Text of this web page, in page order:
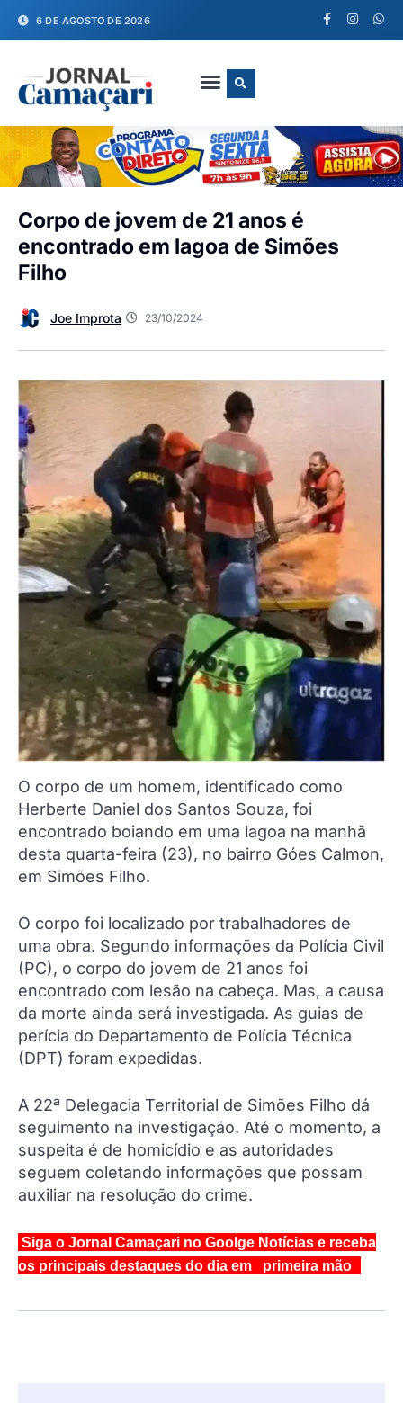
6 DE AGOSTO DE 2026
Corpo de jovem de 21 anos é
encontrado em lagoa de Simões
Filho
Joe Improta 23/10/2024
O corpo de um homem, identificado como
Herberte Daniel dos Santos Souza, foi
encontrado boiando em uma lagoa na manhã
desta quarta-feira (23), no bairro Góes Calmon,
em Simões Filho.
O corpo foi localizado por trabalhadores de
uma obra. Segundo informações da Polícia Civil
(PC), o corpo do jovem de 21 anos foi
encontrado com lesão na cabeça. Mas, a causa
da morte ainda será investigada. As guias de
perícia do Departamento de Polícia Técnica
(DPT) foram expedidas.
A 22ª Delegacia Territorial de Simões Filho dá
seguimento na investigação. Até o momento, a
suspeita é de homicídio e as autoridades
seguem coletando informações que possam
auxiliar na resolução do crime.
Siga o Jornal Camaçari no Goolge Notícias e receba
os principais destaques do dia em primeira mão